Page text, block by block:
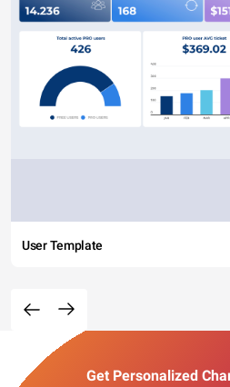
User Template
Get Personalized